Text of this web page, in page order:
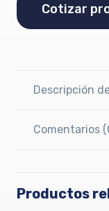
Cotizar
Descripción
Comentarios
Productos